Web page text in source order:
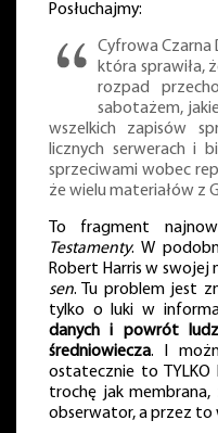
Posłuchajmy:
Cyfrowa
która sprawiła,
rozpad
sabotażem,
wszelkich zapisów
licznych serwerach i
sprzeciwami wobec
że wielu materiałów z
To fragment
Testamenty. W
Robert Harris w
sen. Tu problem jest
tylko o luki w
danych i powrót
średniowiecza. I
ostatecznie to
trochę jak membrana,
obserwator, a przez to